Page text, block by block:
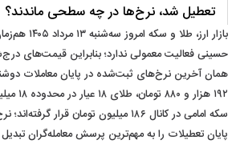
تعطیل شد، نرخ‌ها در چه سطحی ماندند؟
بازار ارز،
حسینی فعالیت معمولی ندارد؛ بنابراین قیمت‌های
همان آخرین نرخ‌های ثبت‌شده در پایان معاملات
سکه امامی در کانال ۱۸۶ میلیون تومان
پایان تعطیلات را به مهم‌ترین پرسش معامله‌گران تبدیل